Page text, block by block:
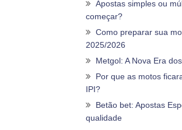
Apostas simples ou
começar?
Como preparar sua
2025/2026
Metgol: A Nova Era
Por que as motos
IPI?
Betão bet: Apostas
qualidade